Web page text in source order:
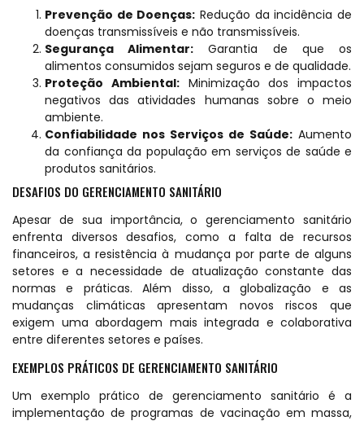
Prevenção de Doenças: Redução da incidência de
doenças transmissíveis e não transmissíveis.
Segurança Alimentar: Garantia de que os
alimentos consumidos sejam seguros e de qualidade.
Proteção Ambiental:Minimização dos impactos
negativos das atividades humanas sobre o meio
ambiente.
Confiabilidade nos Serviços de Saúde: Aumento
da confiança da população em serviços de saúde e
produtos sanitários.
DESAFIOS DO GERENCIAMENTO SANITÁRIO
Apesar de sua importância, o gerenciamento sanitário
enfrenta diversos desafios, como a falta de recursos
financeiros, a resistência à mudança por parte de alguns
setores e a necessidade de atualização constante das
normas e práticas. Além disso, a globalização e as
mudanças climáticas apresentam novos riscos que
exigem uma abordagem mais integrada e colaborativa
entre diferentes setores e países.
EXEMPLOS PRÁTICOS DE GERENCIAMENTO SANITÁRIO
Um exemplo prático de gerenciamento sanitário é a
implementação de programas de vacinação em massa,